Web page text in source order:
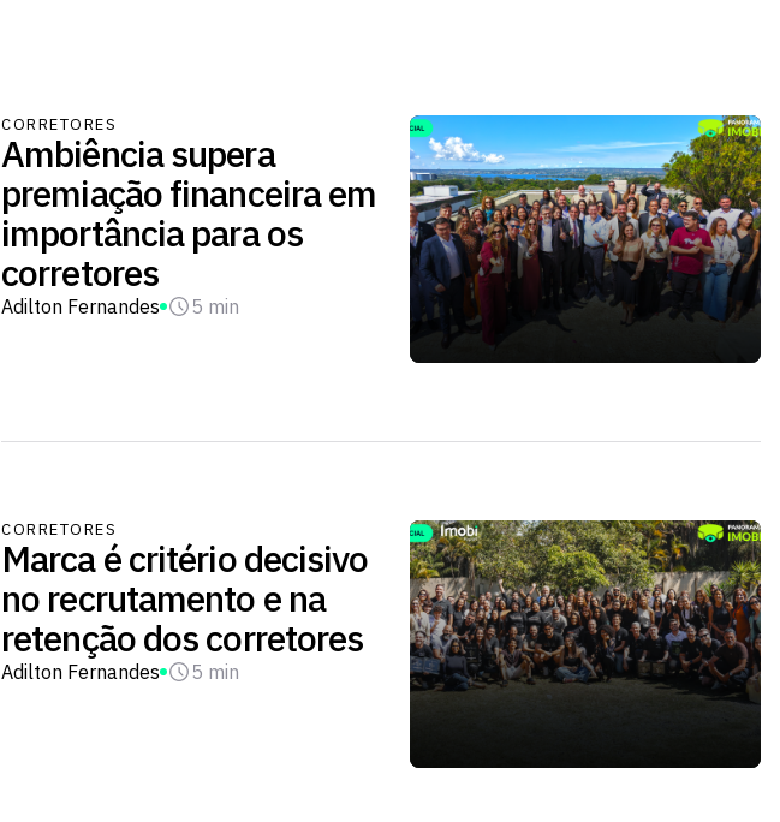
CORRETORES
Ambiência supera
premiação financeira em
importância para os
corretores
Adilton Fernandes 5 min
CORRETORES
Marca é critério decisivo
no recrutamento e na
retenção dos corretores
Adilton Fernandes 5 min